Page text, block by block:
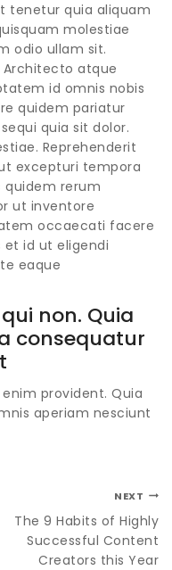
tenetur quia aliquam
molestiae
odio ullam sit.
Architecto atque
id omnis nobis
quidem pariatur
quia sit dolor.
Reprehenderit
excepturi tempora
quidem rerum
ut inventore
occaecati facere
et id ut eligendi
eaque
non. Quia
consequatur
provident. Quia
aperiam nesciunt
NEXT
The 9 Habits of Highly
Successful Content
Creators this Year